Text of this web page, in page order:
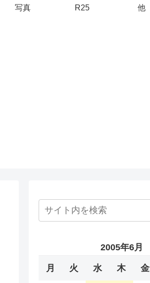
写真 R25 他
2005年6月
月 火 水 木 金